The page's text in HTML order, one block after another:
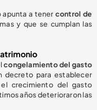
apunta a tener control de
y que se cumplan las
congelamiento del gasto
decreto para establecer
crecimiento del gasto
años deterioraron las